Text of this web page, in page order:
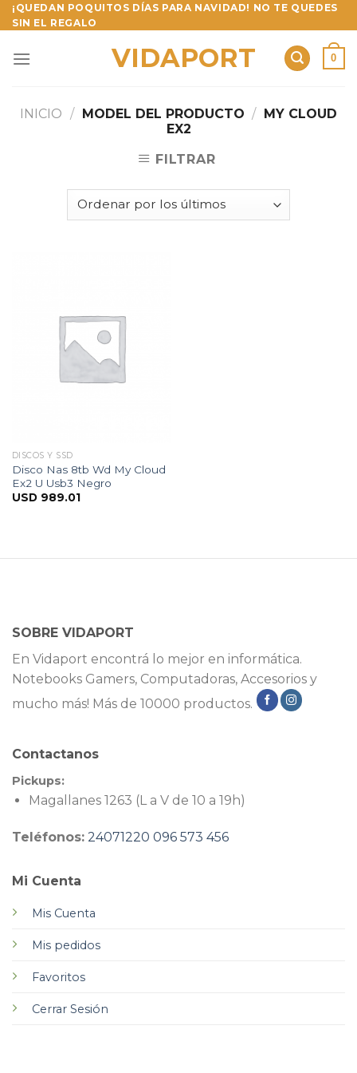
Skip
to
¡QUEDAN POQUITOS DÍAS PARA NAVIDAD! NO TE QUEDES
SIN EL REGALO
VIDAPORT 0
INICIO / MODEL DEL PRODUCTO / MY CLOUD
EX2
FILTRAR
DISCOS Y SSD
Disco Nas 8tb Wd My Cloud
Ex2 U Usb3 Negro
USD 989.01
SOBRE VIDAPORT
En Vidaport encontrá lo mejor en informática.
Notebooks Gamers, Computadoras, Accesorios y
mucho más! Más de 10000 productos.
Mi Cuenta
Mis Cuenta
Mis pedidos
Favoritos
Cerrar Sesión
Contactanos
Pickups:
Magallanes 1263 (L a V de 10 a 19h)
Teléfonos: 24071220 096 573 456